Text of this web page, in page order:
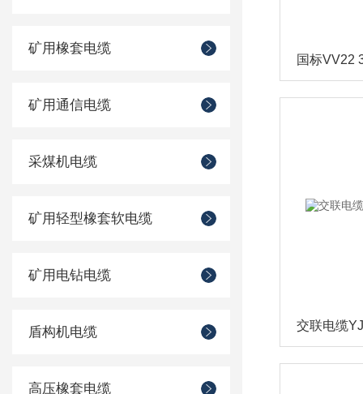
矿用橡套电缆
矿用通信电缆
采煤机电缆
矿用轻型橡套软电缆
矿用电钻电缆
盾构机电缆
高压橡套电缆
国标VV22